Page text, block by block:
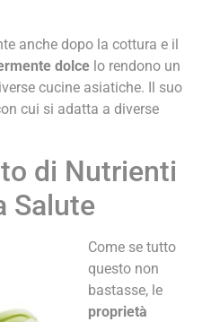
anche dopo la cottura e il
dolce lo rendono un
cucine asiatiche. Il suo
cui si adatta a diverse
di Nutrienti
Salute
Come se tutto
questo non
bastasse, le
proprietà